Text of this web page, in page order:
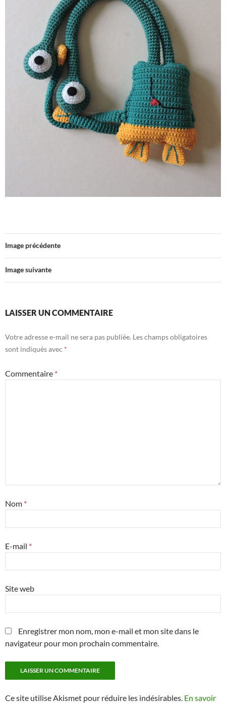
Image précédente
Image suivante
LAISSER UN COMMENTAIRE
Votre adresse e-mail ne sera pas publiée. Les champs obligatoires
sont indiqués avec *
Commentaire *
Nom *
E-mail *
Site web
Enregistrer mon nom, mon e-mail et mon site dans le
navigateur pour mon prochain commentaire.
Ce site utilise Akismet pour réduire les indésirables. En savoir